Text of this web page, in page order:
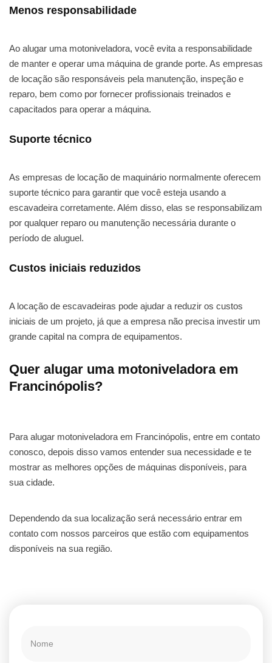
Menos responsabilidade
Ao alugar uma motoniveladora, você evita a responsabilidade
de manter e operar uma máquina de grande porte. As empresas
de locação são responsáveis pela manutenção, inspeção e
reparo, bem como por fornecer profissionais treinados e
capacitados para operar a máquina.
Suporte técnico
As empresas de locação de maquinário normalmente oferecem
suporte técnico para garantir que você esteja usando a
escavadeira corretamente. Além disso, elas se responsabilizam
por qualquer reparo ou manutenção necessária durante o
período de aluguel.
Custos iniciais reduzidos
A locação de escavadeiras pode ajudar a reduzir os custos
iniciais de um projeto, já que a empresa não precisa investir um
grande capital na compra de equipamentos.
Quer alugar uma motoniveladora em
Francinópolis?
Para alugar motoniveladora em Francinópolis, entre em contato
conosco, depois disso vamos entender sua necessidade e te
mostrar as melhores opções de máquinas disponíveis, para
sua cidade.
Dependendo da sua localização será necessário entrar em
contato com nossos parceiros que estão com equipamentos
disponíveis na sua região.